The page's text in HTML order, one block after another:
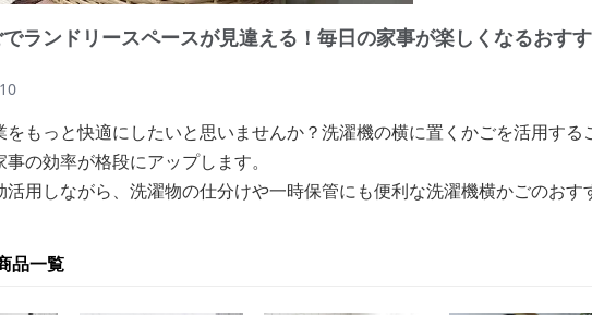
ランドリースペースが見違える！毎日の家事が楽しくなるおす
をもっと快適にしたいと思いませんか？洗濯機の横に置くかごを活用する
の効率が格段にアップします。
活用しながら、洗濯物の仕分けや一時保管にも便利な洗濯機横かごのおす
品一覧